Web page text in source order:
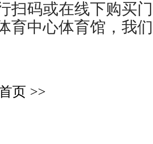
扫码或在线下购买
育中心体育馆，我
页 >>